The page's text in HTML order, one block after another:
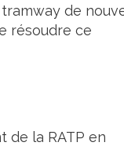
tramway de
résoudre ce
de la RATP en